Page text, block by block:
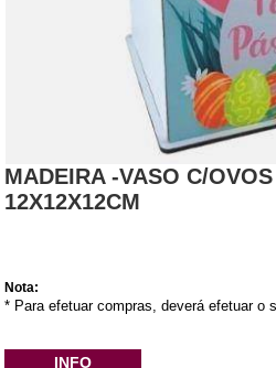
MADEIRA -VASO C/
12X12X12CM
Nota:
* Para efetuar compras, deverá efetuar o
INFO